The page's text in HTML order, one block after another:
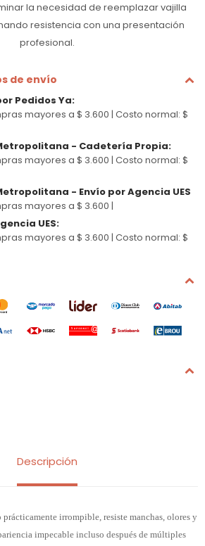
la necesidad de reemplazar vajilla
resistencia con una presentación
profesional.
de envío
Pedidos Ya:
mayores a $ 3.600 | Costo normal: $
- Cadetería Propia:
mayores a $ 3.600 | Costo normal: $
- Envío por Agencia UES
mayores a $ 3.600 |
UES:
mayores a $ 3.600 | Costo normal: $
Descripción
irrompible, resiste manchas, olores y
impecable incluso después de múltiples